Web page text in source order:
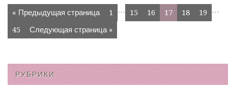
« Предыдущая страница 1 … 15 16 17 18 19 …
45 Следующая страница »
РУБРИКИ